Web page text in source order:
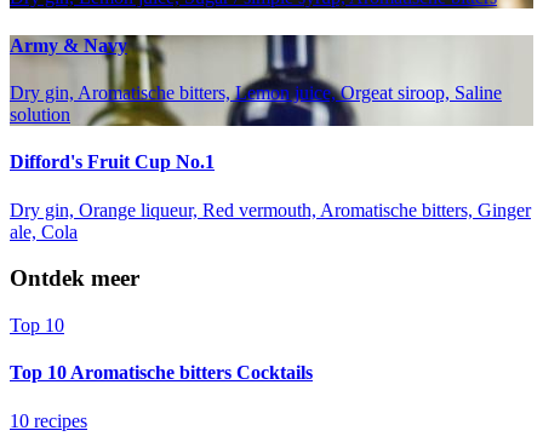
Army & Navy
Dry gin, Aromatische bitters, Lemon juice, Orgeat siroop, Saline
solution
Difford's Fruit Cup No.1
Dry gin, Orange liqueur, Red vermouth, Aromatische bitters, Ginger
ale, Cola
Ontdek meer
Top 10
Top 10 Aromatische bitters Cocktails
10 recipes